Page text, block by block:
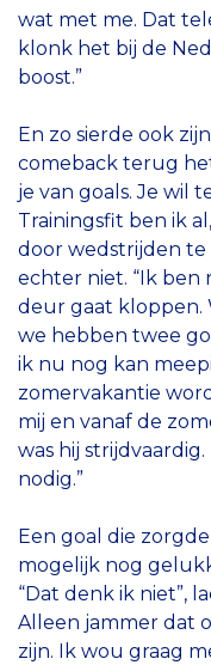
wat met me. Dat
klonk het bij de
boost.”
En zo sierde ook
comeback terug
je van goals. Je wil
Trainingsfit ben ik
door wedstrijden te
echter niet. “Ik ben
deur gaat kloppen.
we hebben twee
ik nu nog kan
zomervakantie
mij en vanaf de
was hij
nodig.”
Een goal die
mogelijk nog
“Dat denk ik niet”,
Alleen jammer dat
zijn. Ik wou graag